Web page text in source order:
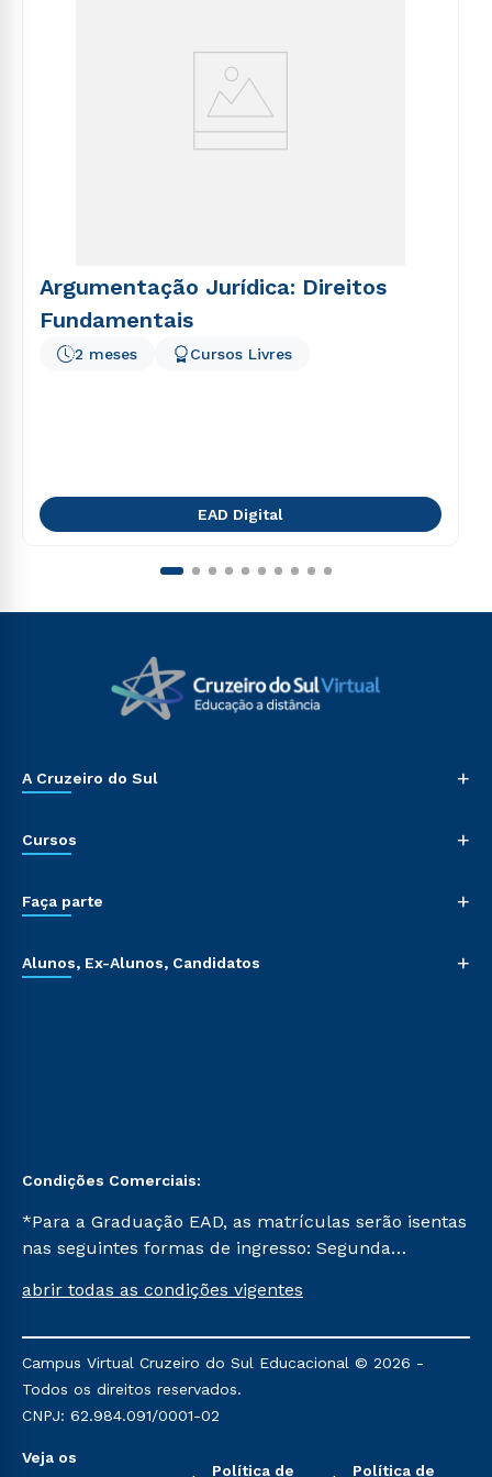
Argumentação Jurídica: Direitos
Fundamentais
2 meses Cursos Livres
EAD Digital
A Cruzeiro do Sul +
Cursos +
Faça parte +
Alunos, Ex-Alunos, Candidatos +
Condições Comerciais:
*Para a Graduação EAD, as matrículas serão isentas
nas seguintes formas de ingresso: Segunda
Já para as demais, a taxa de matrícula será de R$
mencionadas são referentes aos cursos: Ensino
Religioso, Geografia para a Docência e Metodologia
do Ensino de História: Questões Atuais.
abrir todas as condições vigentes
Campus Virtual Cruzeiro do Sul Educacional © 2026 -
Todos os direitos reservados.
CNPJ: 62.984.091/0001-02
Veja os
Política de Política de